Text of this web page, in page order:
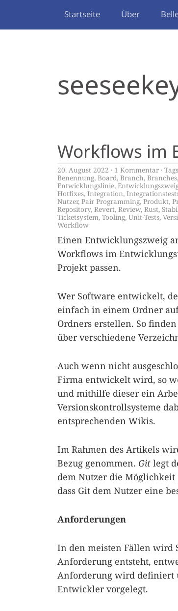
Startseite Über
Workflows im
20. August 2022 1 Kommentar
Benennung, Board, Branch, Branches,
Entwicklungslinie,
Hotfixes, Integration,
Nutzer, Pair Programming, Produkt,
Repository, Revert, Review, Rust,
Ticketsystem, Tooling, Unit-Tests,
Workflow
Einen Entwicklungszweig
Workflows im
Projekt passen.
Wer Software entwickelt,
einfach in einem Ordner
Ordners erstellen. So
über verschiedene
Auch wenn nicht
Firma entwickelt wird, so
und mithilfe dieser ein
Versionskontrollsysteme
entsprechenden Wikis.
Im Rahmen des Artikels
Bezug genommen. Git legt
dem Nutzer die
dass Git dem Nutzer eine
Anforderungen
In den meisten Fällen wird
Anforderung entsteht,
Anforderung wird definiert
Entwickler vorgelegt.